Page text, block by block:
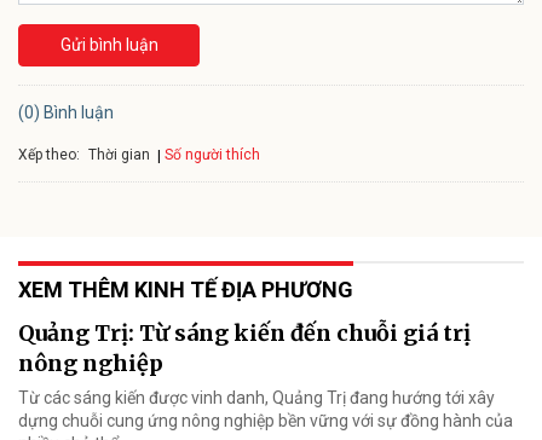
Gửi bình luận
(0) Bình luận
Xếp theo: Thời gian Số người thích
XEM THÊM KINH TẾ ĐỊA PHƯƠNG
Quảng Trị: Từ sáng kiến đến chuỗi giá trị
nông nghiệp
Từ các sáng kiến được vinh danh, Quảng Trị đang hướng tới xây
dựng chuỗi cung ứng nông nghiệp bền vững với sự đồng hành của